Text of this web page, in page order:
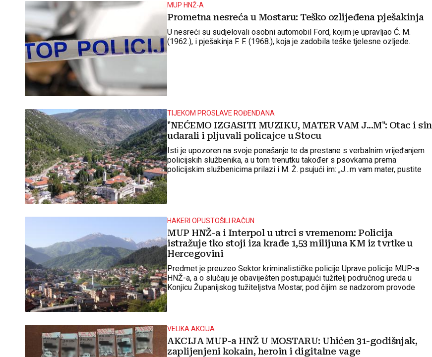
MUP HNŽ-A
Prometna nesreća u Mostaru: Teško ozlijeđena pješakinja
U nesreći su sudjelovali osobni automobil Ford, kojim je upravljao Ć. M.
(1962.), i pješakinja F. F. (1968.), koja je zadobila teške tjelesne ozljede.
TIJEKOM PROSLAVE ROĐENDANA
"NEĆEMO IZGASITI MUZIKU, MATER VAM J...M": Otac i sin
udarali i pljuvali policajce u Stocu
Isti je upozoren na svoje ponašanje te da prestane s verbalnim vrijeđanjem
policijskih službenika, a u tom trenutku također s psovkama prema
policijskim službenicima prilazi i M. Ž. psujući im: „J...m vam mater, pustite
HAKERI OPUSTOŠILI RAČUN
MUP HNŽ-a i Interpol u utrci s vremenom: Policija
istražuje tko stoji iza krađe 1,53 milijuna KM iz tvrtke u
Hercegovini
Predmet je preuzeo Sektor kriminalističke policije Uprave policije MUP-a
HNŽ-a, a o slučaju je obaviješten postupajući tužitelj područnog ureda u
Konjicu Županijskog tužiteljstva Mostar, pod čijim se nadzorom provode
VELIKA AKCIJA
AKCIJA MUP-a HNŽ U MOSTARU: Uhićen 31-godišnjak,
zaplijenjeni kokain, heroin i digitalne vage